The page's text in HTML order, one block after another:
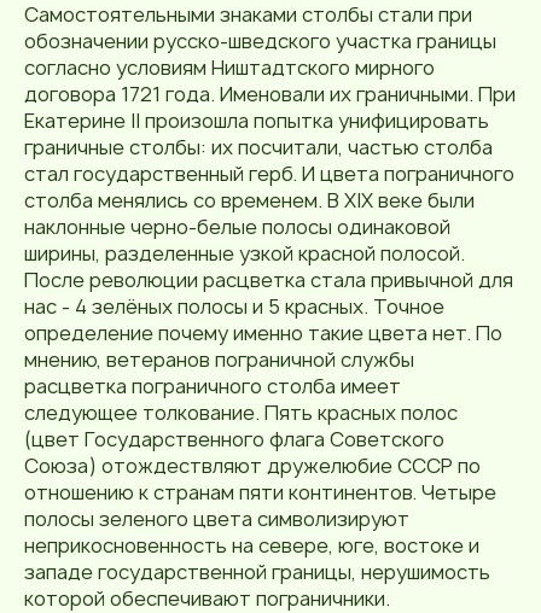
Самостоятельными знаками столбы стали при
обозначении русско-шведского участка границы
согласно условиям Ништадтского мирного
договора 1721 года. Именовали их граничными. При
Екатерине II произошла попытка унифицировать
граничные столбы: их посчитали, частью столба
стал государственный герб. И цвета пограничного
столба менялись со временем. В XIX веке были
наклонные черно-белые полосы одинаковой
ширины, разделенные узкой красной полосой.
После революции расцветка стала привычной для
нас - 4 зелёных полосы и 5 красных. Точное
определение почему именно такие цвета нет. По
мнению, ветеранов пограничной службы
расцветка пограничного столба имеет
следующее толкование. Пять красных полос
(цвет Государственного флага Советского
Союза) отождествляют дружелюбие СССР по
отношению к странам пяти континентов. Четыре
полосы зеленого цвета символизируют
неприкосновенность на севере, юге, востоке и
западе государственной границы, нерушимость
которой обеспечивают пограничники.